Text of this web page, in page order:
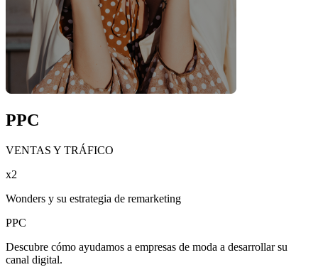
PPC
VENTAS Y TRÁFICO
x2
Wonders y su estrategia de remarketing
PPC
Descubre cómo ayudamos a empresas de moda a desarrollar su
canal digital.